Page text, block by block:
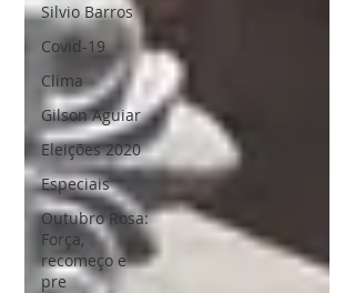
Silvio Barros
Covid-19
Clima
Gilson Aguiar
Eleições 2020
Especiais
Outubro Rosa:
Força,
recomeço e
pre